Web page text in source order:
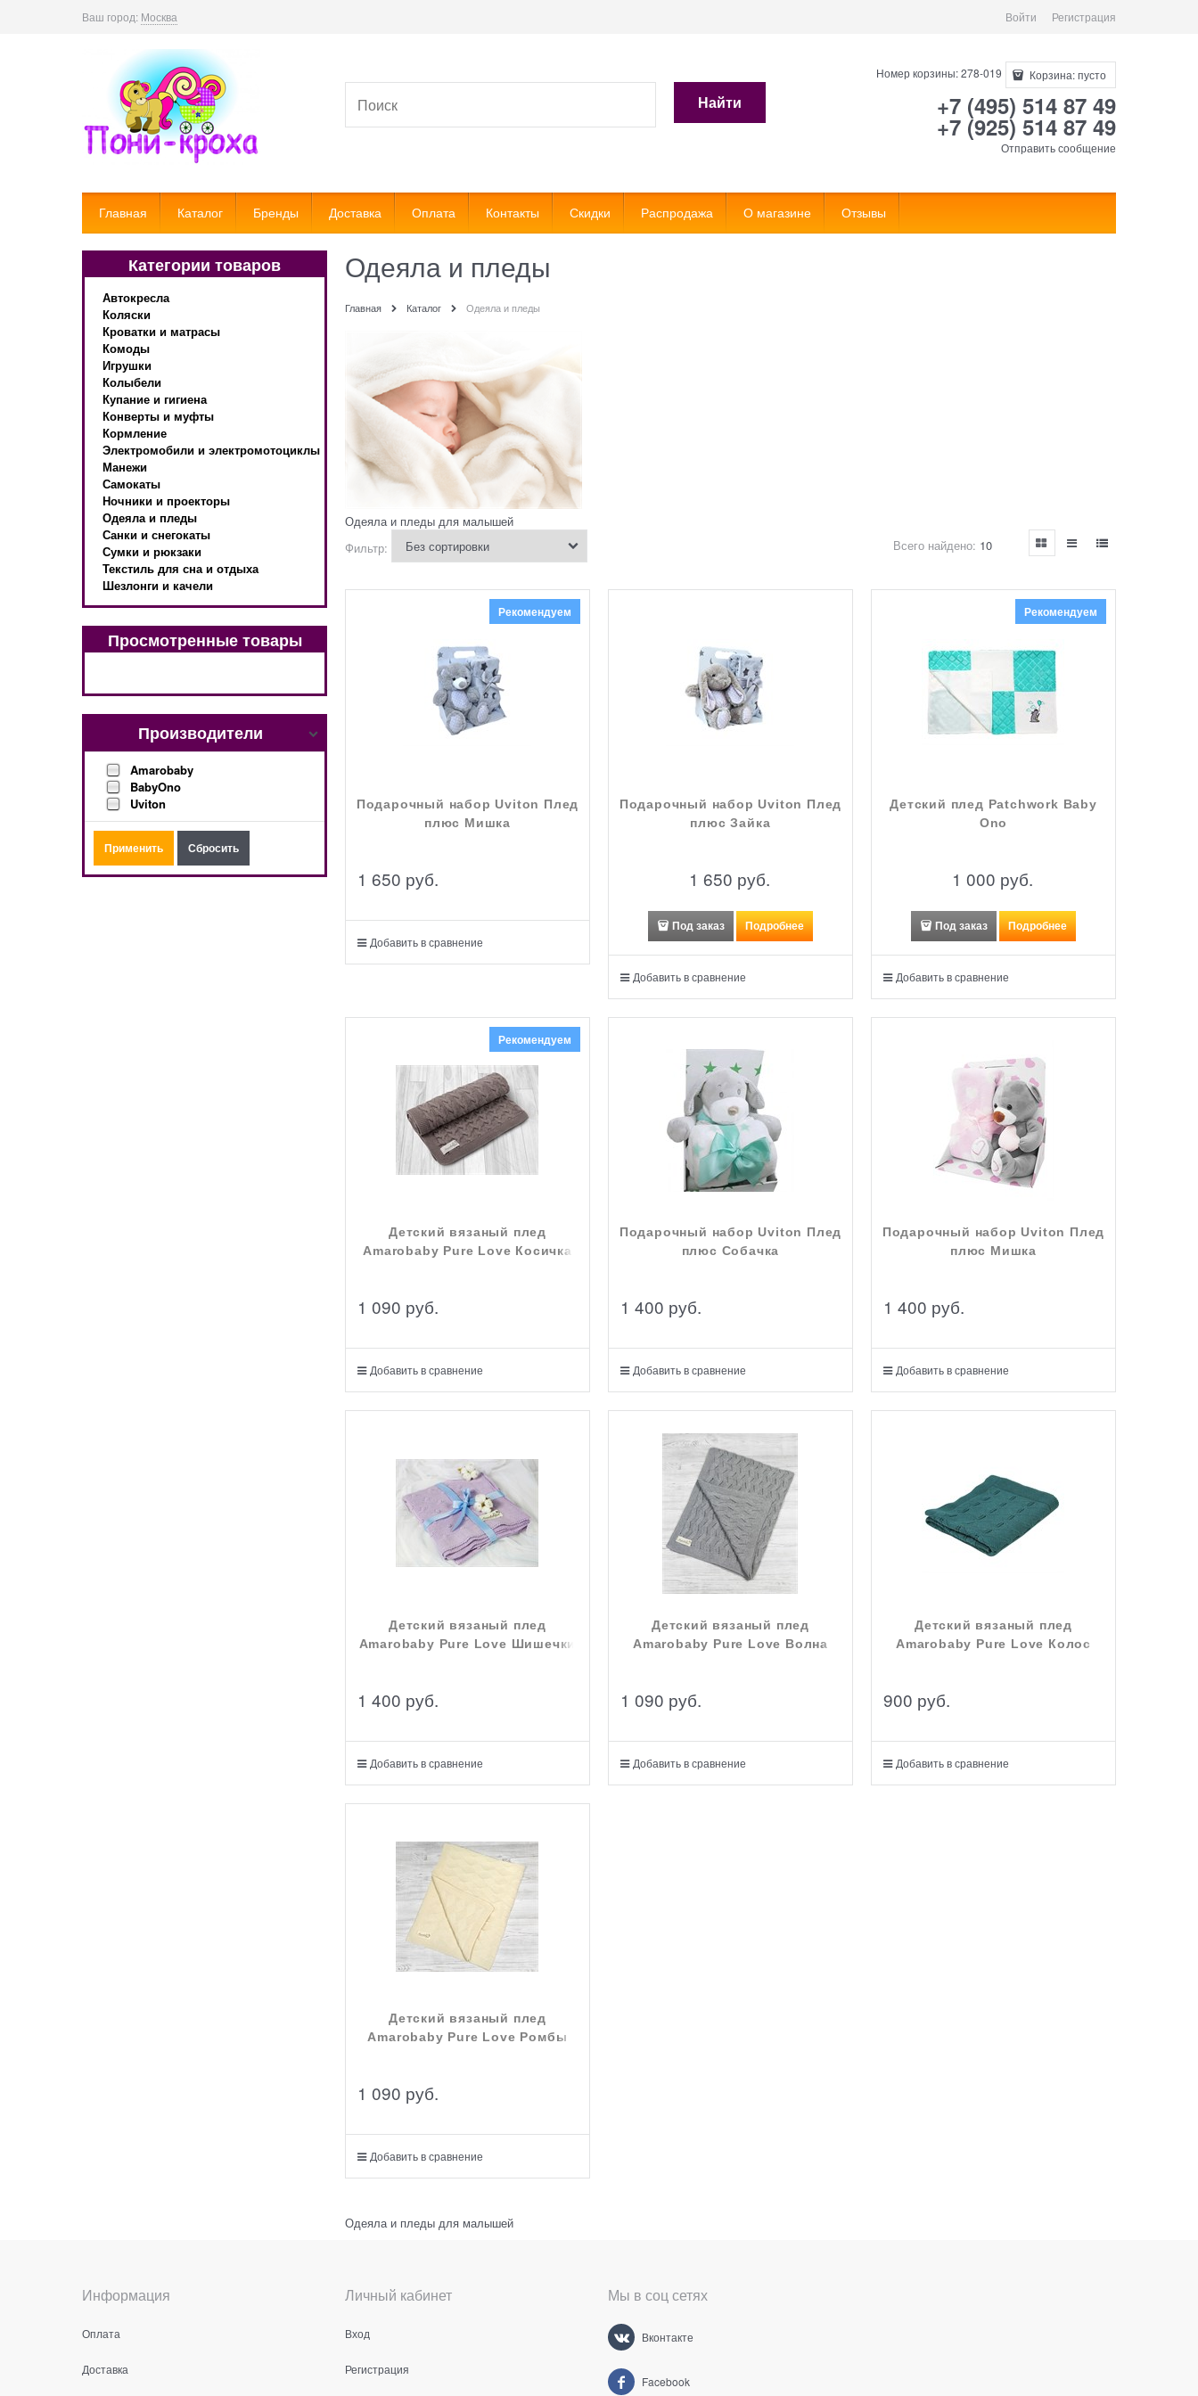
Ваш город: Москва Войти Регистрация
Найти
Номер корзины: 278-019 Корзина:пусто
+7 (495) 514 87 49
+7 (925) 514 87 49
Отправить сообщение
Главная Каталог Бренды Доставка Оплата Контакты Скидки Распродажа О магазине Отзывы
Категории товаров
Автокресла
Коляски
Кроватки и матрасы
Комоды
Игрушки
Колыбели
Купание и гигиена
Конверты и муфты
Кормление
Электромобили и электромотоциклы
Манежи
Самокаты
Ночники и проекторы
Одеяла и пледы
Санки и снегокаты
Сумки и рюкзаки
Текстиль для сна и отдыха
Шезлонги и качели
Просмотренные товары
Производители
Amarobaby
BabyOno
Uviton
Одеяла и пледы
Главная Каталог Одеяла и пледы
Одеяла и пледы для малышей
Фильтр:
Всего найдено: 10
Подарочный набор Uviton Плед
плюс Мишка
Рекомендуем
1 650 руб.
Добавить в сравнение
Подарочный набор Uviton Плед
плюс Зайка
1 650 руб.
Под заказ Подробнее
Добавить в сравнение
Детский плед Patchwork Baby
Ono
Рекомендуем
1 000 руб.
Под заказ Подробнее
Добавить в сравнение
Детский вязаный плед
Amarobaby Pure Love Косичка
Рекомендуем
1 090 руб.
Добавить в сравнение
Подарочный набор Uviton Плед
плюс Собачка
1 400 руб.
Добавить в сравнение
Подарочный набор Uviton Плед
плюс Мишка
1 400 руб.
Добавить в сравнение
Детский вязаный плед
Amarobaby Pure Love Шишечки
1 400 руб.
Добавить в сравнение
Детский вязаный плед
Amarobaby Pure Love Волна
1 090 руб.
Добавить в сравнение
Детский вязаный плед
Amarobaby Pure Love Колос
900 руб.
Добавить в сравнение
Детский вязаный плед
Amarobaby Pure Love Ромбы
1 090 руб.
Добавить в сравнение
Одеяла и пледы для малышей
Информация
Оплата
Доставка
Личный кабинет
Вход
Регистрация
Мы в соц сетях
Вконтакте
Facebook